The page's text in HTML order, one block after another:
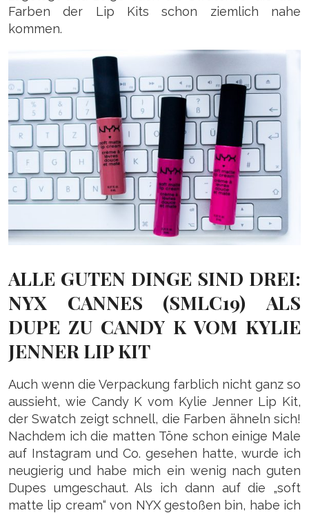
Farben der Lip Kits schon ziemlich nahe
kommen.
ALLE GUTEN DINGE SIND DREI:
NYX CANNES (SMLC19) ALS
DUPE ZU CANDY K VOM KYLIE
JENNER LIP KIT
Auch wenn die Verpackung farblich nicht ganz so
aussieht, wie Candy K vom Kylie Jenner Lip Kit,
der Swatch zeigt schnell, die Farben ähneln sich!
Nachdem ich die matten Töne schon einige Male
auf Instagram und Co. gesehen hatte, wurde ich
neugierig und habe mich ein wenig nach guten
Dupes umgeschaut. Als ich dann auf die „soft
matte lip cream“ von NYX gestoßen bin, habe ich